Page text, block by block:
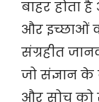
बाहर
और इच्छाओं
संग्रहीत
जो संज्ञान के
और सोच को